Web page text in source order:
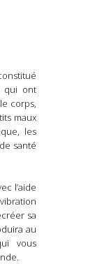
qui ont
corps,
maux
les
santé
l’aide
sa
au
vous